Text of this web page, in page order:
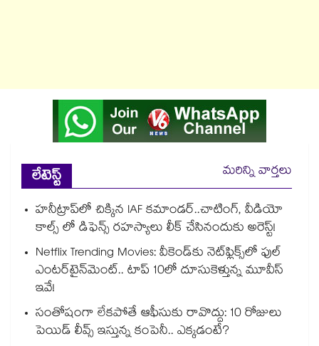
లేటెస్ట్
మరిన్ని వార్తలు
హనీట్రాప్‌లో చిక్కిన IAF కమాండర్..చాటింగ్, వీడియో
కాల్స్ లో డిఫెన్స్ రహస్యాలు లీక్ చేసినందుకు అరెస్ట్!
Netflix Trending Movies: వీకెండ్‌కు నెట్‌ఫ్లిక్స్‌లో ఫుల్
ఎంటర్‌టైన్‌మెంట్.. టాప్ 10లో దూసుకెళ్తున్న మూవీస్
ఇవే!
సంతోషంగా లేకపోతే ఆఫీసుకు రావొద్దు: 10 రోజులు
పెయిడ్ లీవ్స్ ఇస్తున్న కంపెనీ.. ఎక్కడంటే?